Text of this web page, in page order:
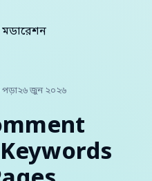
পড়া২৬ জুন ২০২৬